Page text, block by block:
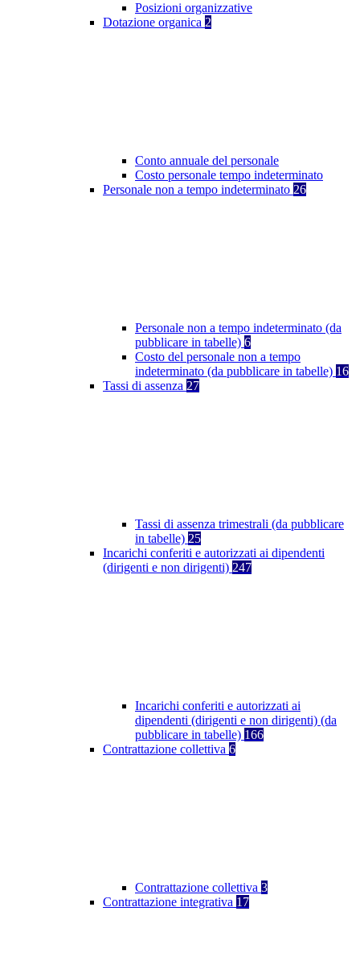
Posizioni organizzative
Dotazione organica 2
Conto annuale del personale
Costo personale tempo indeterminato
Personale non a tempo indeterminato 26
Personale non a tempo indeterminato (da
pubblicare in tabelle) 6
Costo del personale non a tempo
indeterminato (da pubblicare in tabelle) 16
Tassi di assenza 27
Tassi di assenza trimestrali (da pubblicare
in tabelle) 25
Incarichi conferiti e autorizzati ai dipendenti
(dirigenti e non dirigenti) 247
Incarichi conferiti e autorizzati ai
dipendenti (dirigenti e non dirigenti) (da
pubblicare in tabelle) 166
Contrattazione collettiva 6
Contrattazione collettiva 3
Contrattazione integrativa 17